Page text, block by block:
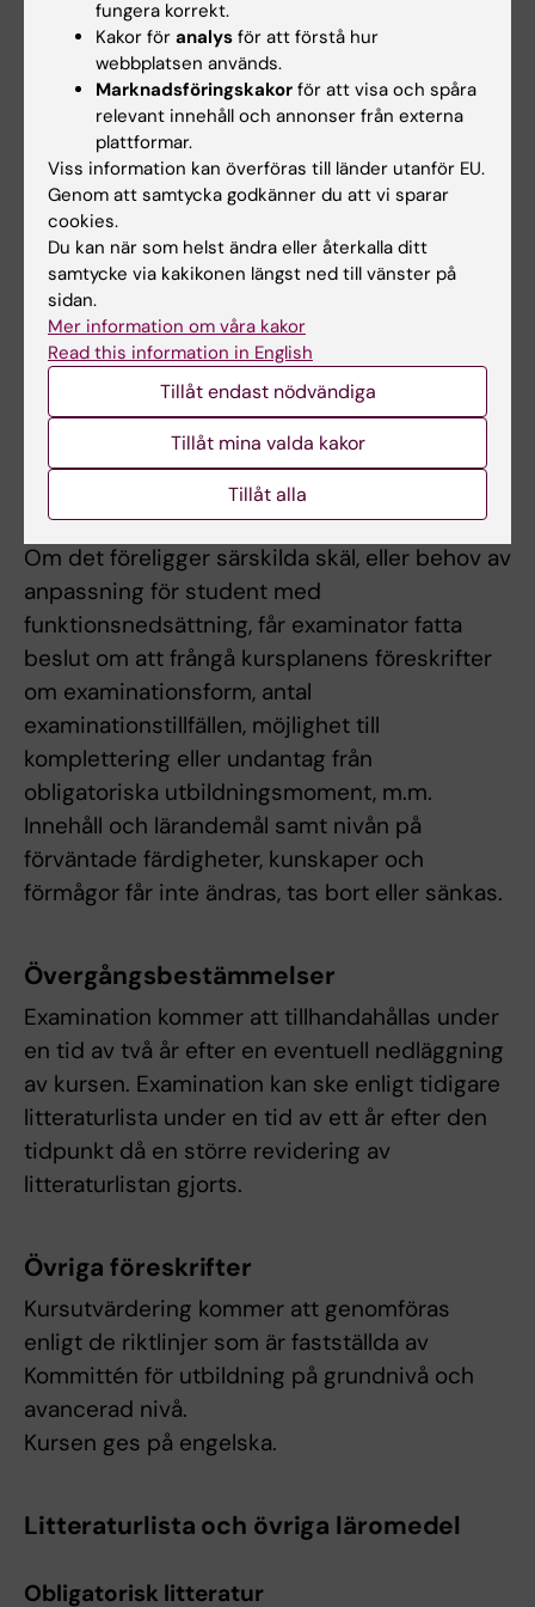
har deltagit i alla obligatoriska delar eller
kompenserat frånvaro i enlighet med
kursledarens anvisningar rapporteras inte
studentens kursresultat i LADOK.
Begränsning av antal provtillfällen
Studenten har rätt att delta i sex provtillfällen.
Om studenten ej är godkänd efter fyra
provtillfällen uppmanas denna att uppsöka
studievägledaren.
Som provtillfälle räknas de gånger studenten
deltagit i ett och samma prov. Inlämning av
blank skrivning räknas som provtillfälle.
Provtillfälle till vilket studenten anmält sig men
inte deltagit räknas inte som provtillfälle.
Om det föreligger särskilda skäl, eller behov av
anpassning för student med
funktionsnedsättning, får examinator fatta
beslut om att frångå kursplanens föreskrifter
om examinationsform, antal
examinationstillfällen, möjlighet till
komplettering eller undantag från
obligatoriska utbildningsmoment, m.m.
Innehåll och lärandemål samt nivån på
förväntade färdigheter, kunskaper och
förmågor får inte ändras, tas bort eller sänkas.
Övergångsbestämmelser
Examination kommer att tillhandahållas under
en tid av två år efter en eventuell nedläggning
av kursen. Examination kan ske enligt tidigare
litteraturlista under en tid av ett år efter den
tidpunkt då en större revidering av
litteraturlistan gjorts.
Övriga föreskrifter
Kursutvärdering kommer att genomföras
enligt de riktlinjer som är fastställda av
Kommittén för utbildning på grundnivå och
avancerad nivå.
Kursen ges på engelska.
Litteraturlista och övriga läromedel
Obligatorisk litteratur
fungera korrekt.
Kakor för analys för att förstå hur
webbplatsen används.
Marknadsföringskakor för att visa och spåra
relevant innehåll och annonser från externa
plattformar.
Viss information kan överföras till länder utanför EU.
Genom att samtycka godkänner du att vi sparar
cookies.
Du kan när som helst ändra eller återkalla ditt
samtycke via kakikonen längst ned till vänster på
sidan.
Mer information om våra kakor
Read this information in English
Tillåt endast nödvändiga
Tillåt mina valda kakor
Tillåt alla